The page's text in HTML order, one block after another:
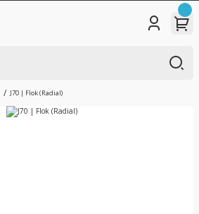
J70 | Flok (Radial)